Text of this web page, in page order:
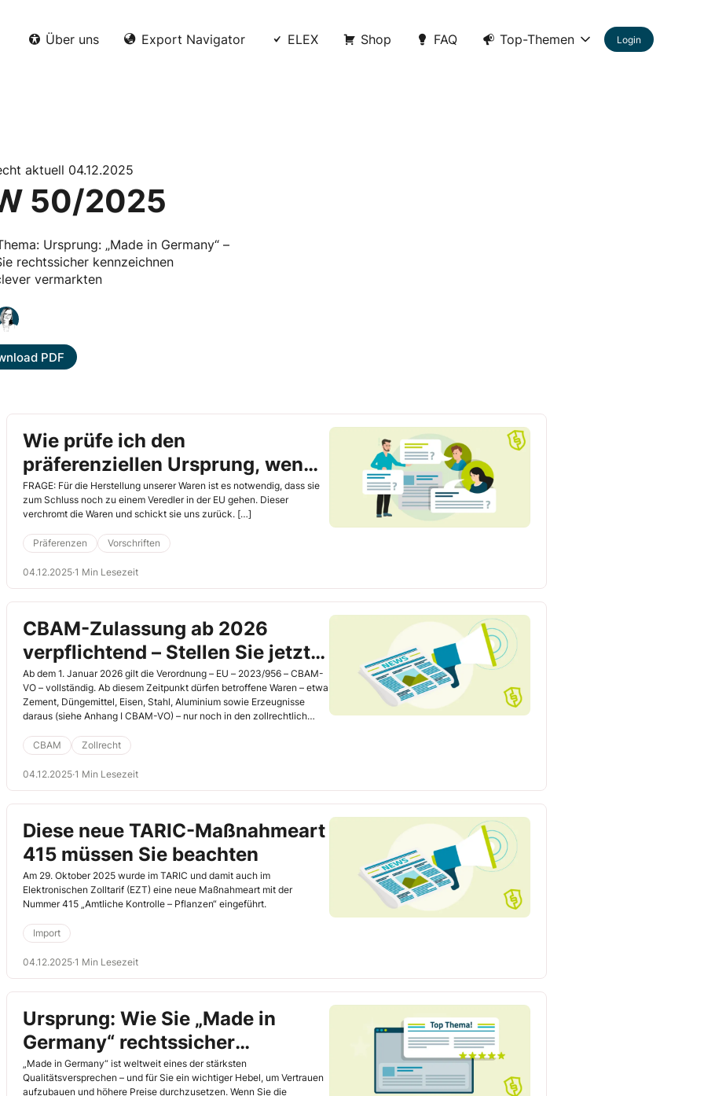
Über uns Export Navigator ELEX Shop FAQ Top-Themen Login
aktuell 04.12.2025
50/2025
Ursprung: „Made in Germany“ –
rechtssicher kennzeichnen
vermarkten
PDF
Wie prüfe ich den
präferenziellen Ursprung, wenn
meine Waren zu einem Veredler
in der EU gehen?
FRAGE: Für die Herstellung unserer Waren ist es notwendig, dass sie
zum Schluss noch zu einem Veredler in der EU gehen. Dieser
verchromt die Waren und schickt sie uns zurück. […]
Präferenzen Vorschriften
04.12.2025·1 Min Lesezeit
CBAM-Zulassung ab 2026
verpflichtend – Stellen Sie jetzt
Ihren Antrag!
Ab dem 1. Januar 2026 gilt die Verordnung – EU – 2023/956 – CBAM-
VO – vollständig. Ab diesem Zeitpunkt dürfen betroffene Waren – etwa
Zement, Düngemittel, Eisen, Stahl, Aluminium sowie Erzeugnisse
daraus (siehe Anhang I CBAM-VO) – nur noch in den zollrechtlich
gültige CBAM-Zulassung verfügen.
CBAM Zollrecht
04.12.2025·1 Min Lesezeit
Diese neue TARIC-Maßnahmeart
415 müssen Sie beachten
Am 29. Oktober 2025 wurde im TARIC und damit auch im
Elektronischen Zolltarif (EZT) eine neue Maßnahmeart mit der
Nummer 415 „Amtliche Kontrolle – Pflanzen“ eingeführt.
Import
04.12.2025·1 Min Lesezeit
Ursprung: Wie Sie „Made in
Germany“ rechtssicher
kennzeichnen, clever
vermarkten
„Made in Germany“ ist weltweit eines der stärksten
Qualitätsversprechen – und für Sie ein wichtiger Hebel, um Vertrauen
aufzubauen und höhere Preise durchzusetzen. Wenn Sie die